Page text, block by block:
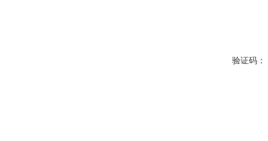
验证码：